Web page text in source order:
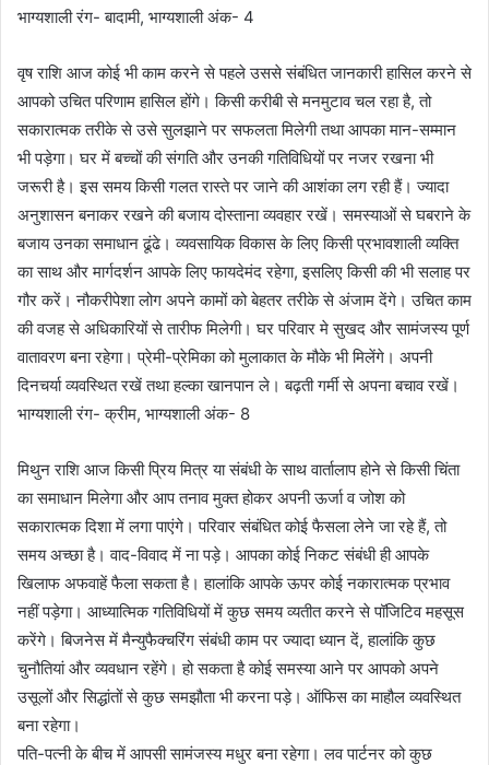
भाग्यशाली रंग- बादामी, भाग्यशाली अंक- 4
वृष राशि आज कोई भी काम करने से पहले उससे संबंधित जानकारी हासिल करने से
आपको उचित परिणाम हासिल होंगे। किसी करीबी से मनमुटाव चल रहा है, तो
सकारात्मक तरीके से उसे सुलझाने पर सफलता मिलेगी तथा आपका मान-सम्मान
भी पड़ेगा। घर में बच्चों की संगति और उनकी गतिविधियों पर नजर रखना भी
जरूरी है। इस समय किसी गलत रास्ते पर जाने की आशंका लग रही हैं। ज्यादा
अनुशासन बनाकर रखने की बजाय दोस्ताना व्यवहार रखें। समस्याओं से घबराने के
बजाय उनका समाधान ढूंढे। व्यवसायिक विकास के लिए किसी प्रभावशाली व्यक्ति
का साथ और मार्गदर्शन आपके लिए फायदेमंद रहेगा, इसलिए किसी की भी सलाह पर
गौर करें। नौकरीपेशा लोग अपने कामों को बेहतर तरीके से अंजाम देंगे। उचित काम
की वजह से अधिकारियों से तारीफ मिलेगी। घर परिवार मे सुखद और सामंजस्य पूर्ण
वातावरण बना रहेगा। प्रेमी-प्रेमिका को मुलाकात के मौके भी मिलेंगे। अपनी
दिनचर्या व्यवस्थित रखें तथा हल्का खानपान ले। बढ़ती गर्मी से अपना बचाव रखें।
भाग्यशाली रंग- क्रीम, भाग्यशाली अंक- 8
मिथुन राशि आज किसी प्रिय मित्र या संबंधी के साथ वार्तालाप होने से किसी चिंता
का समाधान मिलेगा और आप तनाव मुक्त होकर अपनी ऊर्जा व जोश को
सकारात्मक दिशा में लगा पाएंगे। परिवार संबंधित कोई फैसला लेने जा रहे हैं, तो
समय अच्छा है। वाद-विवाद में ना पड़े। आपका कोई निकट संबंधी ही आपके
खिलाफ अफवाहें फैला सकता है। हालांकि आपके ऊपर कोई नकारात्मक प्रभाव
नहीं पड़ेगा। आध्यात्मिक गतिविधियों में कुछ समय व्यतीत करने से पॉजिटिव महसूस
करेंगे। बिजनेस में मैन्युफैक्चरिंग संबंधी काम पर ज्यादा ध्यान दें, हालांकि कुछ
चुनौतियां और व्यवधान रहेंगे। हो सकता है कोई समस्या आने पर आपको अपने
उसूलों और सिद्धांतों से कुछ समझौता भी करना पड़े। ऑफिस का माहौल व्यवस्थित
बना रहेगा।
पति-पत्नी के बीच में आपसी सामंजस्य मधुर बना रहेगा। लव पार्टनर को कुछ